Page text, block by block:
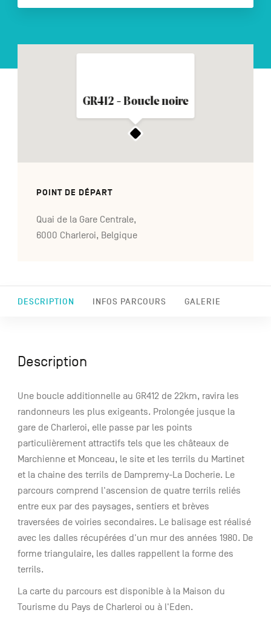
NL DE EN
DESCRIPTION INFOS PARCOURS GALERIE
GR412 - Boucle noire
POINT DE DÉPART
Quai de la Gare Centrale,
6000 Charleroi, Belgique
Description
Une boucle additionnelle au GR412 de 22km, ravira les
randonneurs les plus exigeants. Prolongée jusque la
gare de Charleroi, elle passe par les points
particulièrement attractifs tels que les châteaux de
Marchienne et Monceau, le site et les terrils du Martinet
et la chaine des terrils de Dampremy-La Docherie. Le
parcours comprend l'ascension de quatre terrils reliés
entre eux par des paysages, sentiers et brèves
traversées de voiries secondaires. Le balisage est réalisé
avec les dalles récupérées d'un mur des années 1980. De
forme triangulaire, les dalles rappellent la forme des
terrils.
La carte du parcours est disponible à la Maison du
Tourisme du Pays de Charleroi ou à l'Eden.